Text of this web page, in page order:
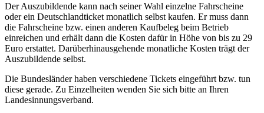
Der Auszubildende kann nach seiner Wahl einzelne Fahrscheine
oder ein Deutschlandticket monatlich selbst kaufen. Er muss dann
die Fahrscheine bzw. einen anderen Kaufbeleg beim Betrieb
einreichen und erhält dann die Kosten dafür in Höhe von bis zu 29
Euro erstattet. Darüberhinausgehende monatliche Kosten trägt der
Auszubildende selbst.
Die Bundesländer haben verschiedene Tickets eingeführt bzw. tun
diese gerade. Zu Einzelheiten wenden Sie sich bitte an Ihren
Landesinnungsverband.